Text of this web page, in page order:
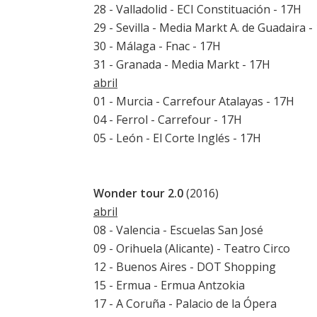
28 - Valladolid - ECI Constituación - 17H
29 - Sevilla - Media Markt A. de Guadaira -
30 - Málaga - Fnac - 17H
31 - Granada - Media Markt - 17H
abril
01 - Murcia - Carrefour Atalayas - 17H
04 - Ferrol - Carrefour - 17H
05 - León - El Corte Inglés - 17H
Wonder tour 2.0(2016)
abril
08 - Valencia - Escuelas San José
09 - Orihuela (Alicante) - Teatro Circo
12 - Buenos Aires - DOT Shopping
15 - Ermua - Ermua Antzokia
17 - A Coruña - Palacio de la Ópera